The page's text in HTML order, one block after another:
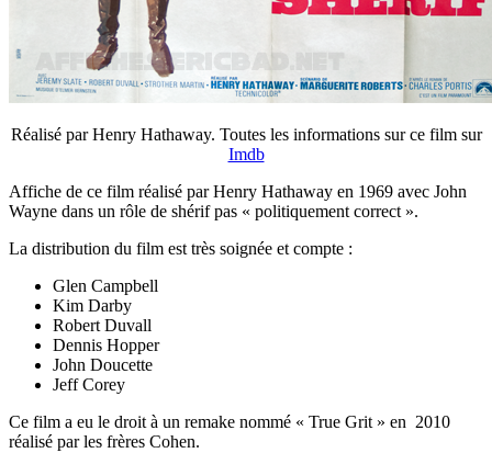
Réalisé par Henry Hathaway. Toutes les informations sur ce film sur
Imdb
Affiche de ce film réalisé par Henry Hathaway en 1969 avec John
Wayne dans un rôle de shérif pas « politiquement correct ».
La distribution du film est très soignée et compte :
Glen Campbell
Kim Darby
Robert Duvall
Dennis Hopper
John Doucette
Jeff Corey
Ce film a eu le droit à un remake nommé « True Grit » en 2010
réalisé par les frères Cohen.